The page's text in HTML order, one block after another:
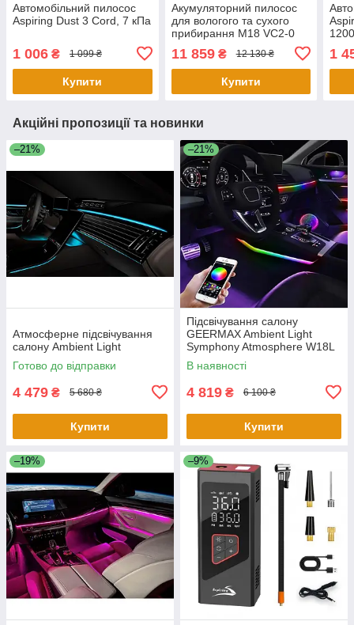
Автомобільний пилосос
Aspiring Dust 3 Cord, 7 кПа
1 006 ₴ 1 099 ₴
Купити
Акумуляторний пилосос
для вологого та сухого
прибирання M18 VC2-0
MILWAUKEE 4933464029
(без акумулятору та
зарядного пристрою)
11 859₴ 12 130 ₴
Купити
1
Акційні пропозиції та новинки
–21%
Атмосферне підсвічування
салону Ambient Light
Готово до відправки
4 479 ₴ 5 680 ₴
Купити
–21%
Підсвічування салону
GEERMAX Ambient Light
Symphony Atmosphere W18L
В наявності
4 819 ₴ 6 100 ₴
Купити
–19% –9%